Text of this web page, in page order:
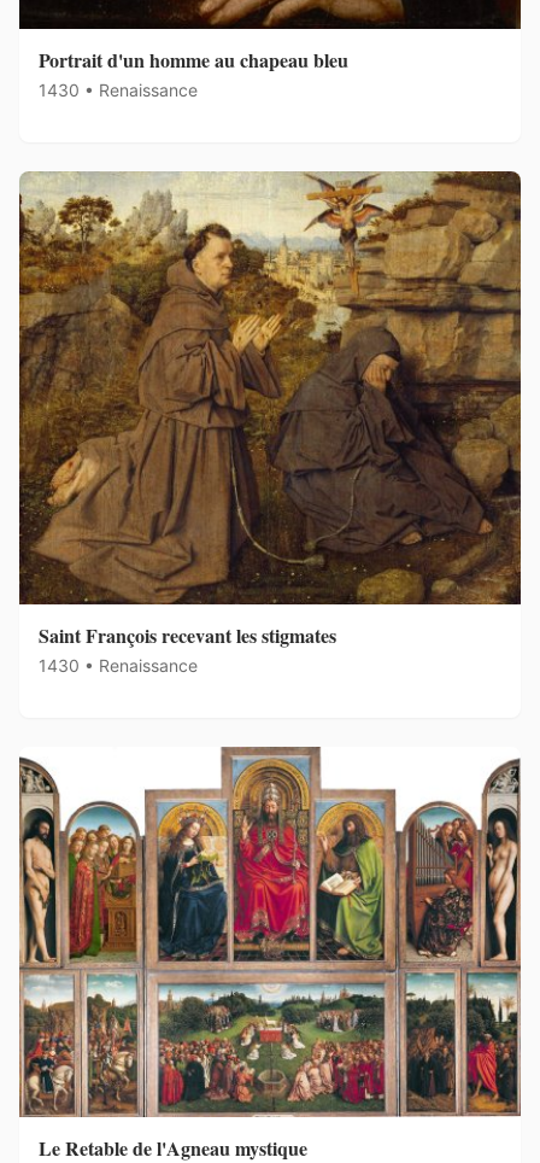
Portrait d'un homme au chapeau bleu
1430 • Renaissance
Saint François recevant les stigmates
1430 • Renaissance
Le Retable de l'Agneau mystique